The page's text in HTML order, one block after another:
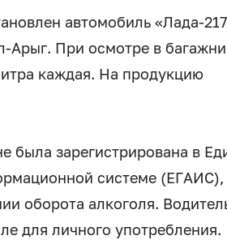
автомобиль «Лада-
Арыг. При осмотре в
каждая. На продукцию
была зарегистрирована в
системе (ЕГАИС),
оборота алкоголя.
для личного употребления.